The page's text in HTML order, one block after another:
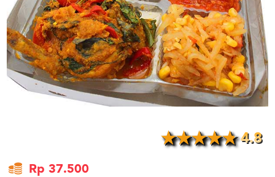
TERMS
&
CONDITIONS
CALL
CENTER
021
5091
4.8
Rp 37.500